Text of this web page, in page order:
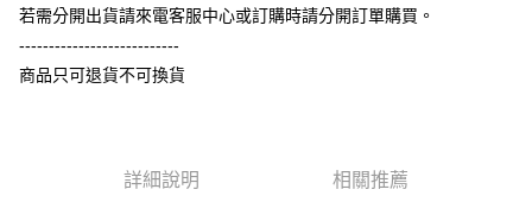
4.訂單成立30分鐘內，如未前往確認交易或遇審核未通過，訂單將自動取
【繳款方式說明】
１．簡單：不需註冊會員、不需綁卡、不需儲值。
２．便利：只要手機號碼，簡訊認證，即可結帳。
３．安心：先確認商品／服務後，再付款。
２．訂單成立數日內，您將收到繳費通知簡訊。
３．收到繳費通知簡訊後14天內，點擊此簡訊中的連結，可透過四大超商／
全家付款取貨
每筆NT$60，滿NT$899(含以上)免運費
若需分開出貨請來電客服中心或訂購時請分開訂單購買。
---------------------------
商品只可退貨不可換貨
詳細說明 相關推薦